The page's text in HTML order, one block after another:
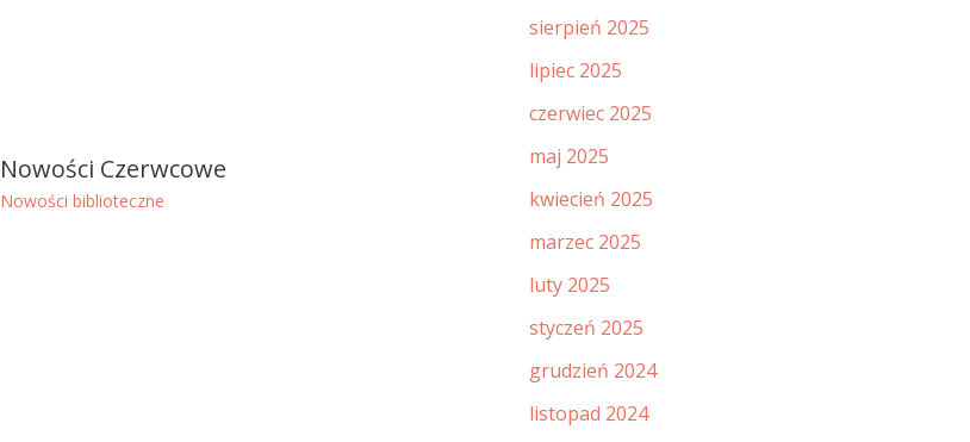
Nowości Czerwcowe
Nowości biblioteczne
sierpień 2025
lipiec 2025
czerwiec 2025
maj 2025
kwiecień 2025
marzec 2025
luty 2025
styczeń 2025
grudzień 2024
listopad 2024